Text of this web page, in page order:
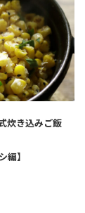
炊き込みご飯
編】